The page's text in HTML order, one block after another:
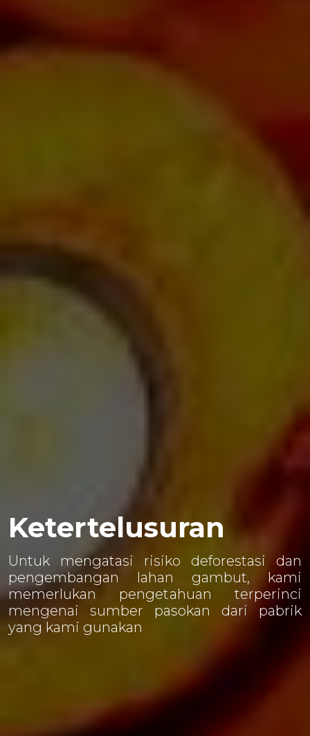
Ketertelusuran
Untuk mengatasi risiko deforestasi dan
pengembangan lahan gambut, kami
memerlukan pengetahuan terperinci
mengenai sumber pasokan dari pabrik
yang kami gunakan